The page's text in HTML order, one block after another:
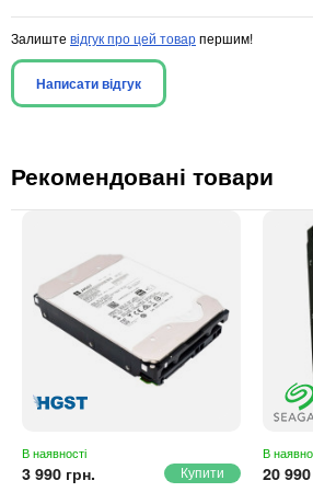
Залиште відгук про цей товарпершим!
Написати відгук
Рекомендовані товари
В наявності
3 990 грн.
В
20